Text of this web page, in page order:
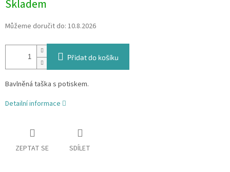
cena:
Skladem
Můžeme doručit do: 10.8.2026
Přidat do košíku
Bavlněná taška s potiskem.
Detailní informace
ZEPTAT SE SDÍLET